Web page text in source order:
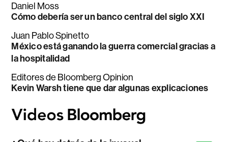
Daniel Moss
Cómo debería ser un banco central del siglo XXI
Juan Pablo Spinetto
México está ganando la guerra comercial gracias a
la hospitalidad
Editores de Bloomberg Opinion
Kevin Warsh tiene que dar algunas explicaciones